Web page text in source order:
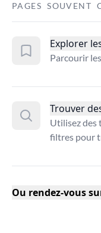
PAGES SOUVENT
Explorer
Parcourir
Trouver
Utilisez des
filtres pour
Ou rendez-vous